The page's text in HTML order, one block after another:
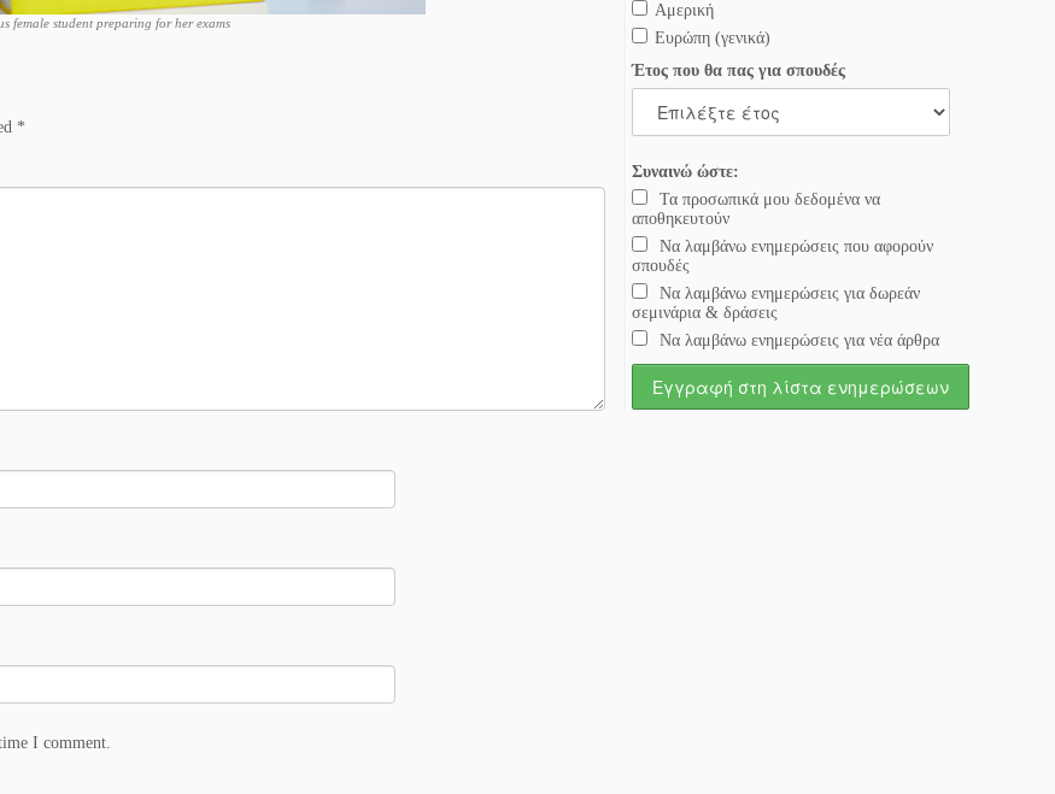
female student preparing for her exams
*
I comment.
Αμερική
Ευρώπη (γενικά)
Έτος που θα πας για σπουδές
Συναινώ ώστε:
Τα προσωπικά μου δεδομένα να
αποθηκευτούν
Να λαμβάνω ενημερώσεις που αφορούν
σπουδές
Να λαμβάνω ενημερώσεις για δωρεάν
σεμινάρια & δράσεις
Να λαμβάνω ενημερώσεις για νέα άρθρα